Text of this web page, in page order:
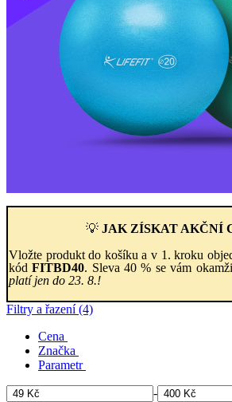
💡 JAK ZÍSKAT AKČNÍ
Vložte produkt do košíku a v 1. kroku
kódFITBD40. Sleva 40 % se vám
platí jen do 23. 8.!
Filtry a řazení (4)
Cena
Značka
Parametr
-